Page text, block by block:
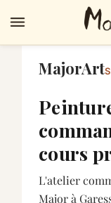
MajorArt
cours
L'atelier
Major à